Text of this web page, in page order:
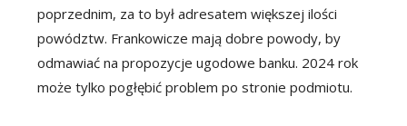
poprzednim, za to był adresatem większej ilości
powództw. Frankowicze mają dobre powody, by
odmawiać na propozycje ugodowe banku. 2024 rok
może tylko pogłębić problem po stronie podmiotu.